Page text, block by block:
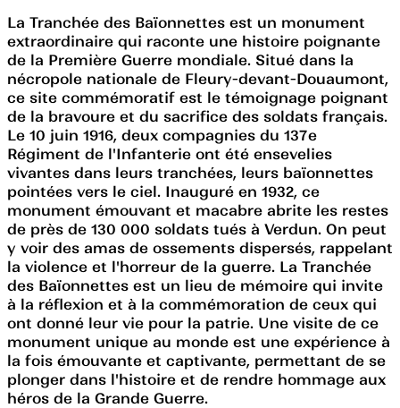
La Tranchée des Baïonnettes est un monument
extraordinaire qui raconte une histoire poignante
de la Première Guerre mondiale. Situé dans la
nécropole nationale de Fleury-devant-Douaumont,
ce site commémoratif est le témoignage poignant
de la bravoure et du sacrifice des soldats français.
Le 10 juin 1916, deux compagnies du 137e
Régiment de l'Infanterie ont été ensevelies
vivantes dans leurs tranchées, leurs baïonnettes
pointées vers le ciel. Inauguré en 1932, ce
monument émouvant et macabre abrite les restes
de près de 130 000 soldats tués à Verdun. On peut
y voir des amas de ossements dispersés, rappelant
la violence et l'horreur de la guerre. La Tranchée
des Baïonnettes est un lieu de mémoire qui invite
à la réflexion et à la commémoration de ceux qui
ont donné leur vie pour la patrie. Une visite de ce
monument unique au monde est une expérience à
la fois émouvante et captivante, permettant de se
plonger dans l'histoire et de rendre hommage aux
héros de la Grande Guerre.